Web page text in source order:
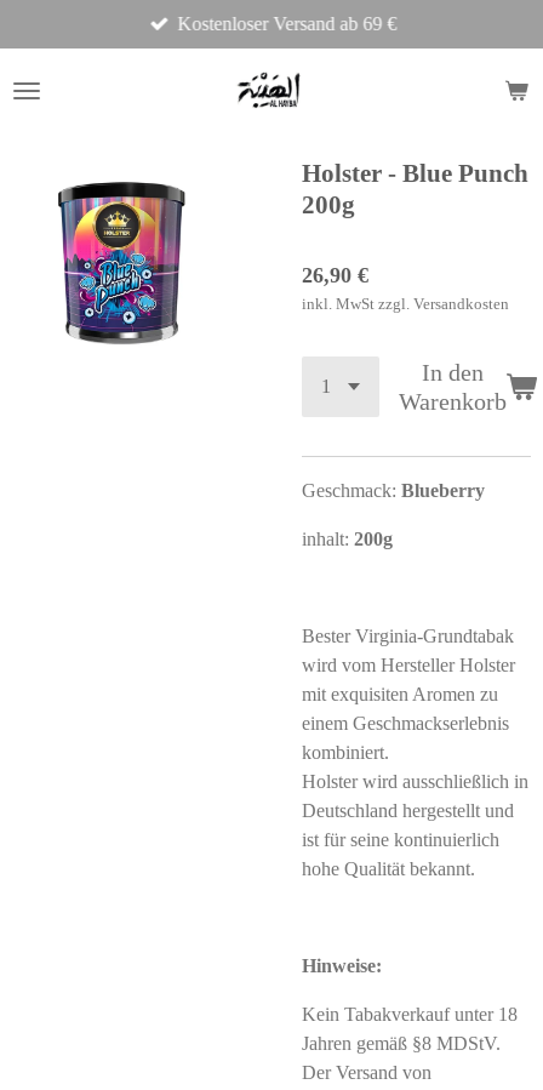
Hauptinhalt
springen
Kostenloser Versand ab 69 €
Holster - Blue Punch
200g
26,90 €
inkl. MwSt zzgl. Versandkosten
In den
Warenkorb
Geschmack: Blueberry
inhalt: 200g
Bester Virginia-Grundtabak
wird vom Hersteller Holster
mit exquisiten Aromen zu
einem Geschmackserlebnis
kombiniert.
Holster wird ausschließlich in
Deutschland hergestellt und
ist für seine kontinuierlich
hohe Qualität bekannt.
Hinweise:
Kein Tabakverkauf unter 18
Jahren gemäß §8 MDStV.
Der Versand von